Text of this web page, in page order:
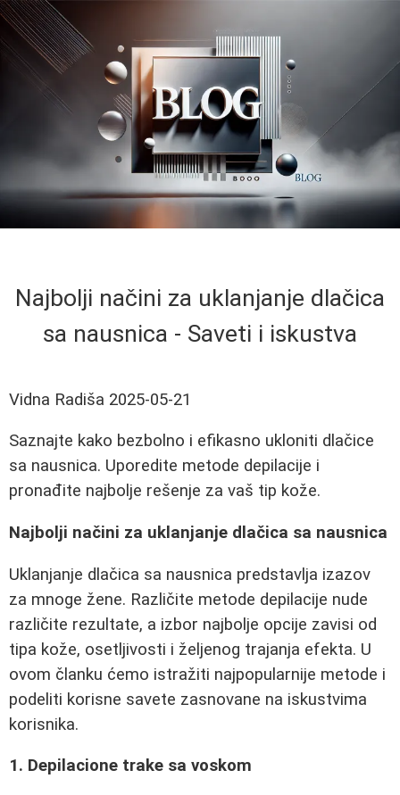
Najbolji načini za uklanjanje dlačica
sa nausnica - Saveti i iskustva
Vidna Radiša 2025-05-21
Saznajte kako bezbolno i efikasno ukloniti dlačice
sa nausnica. Uporedite metode depilacije i
pronađite najbolje rešenje za vaš tip kože.
Najbolji načini za uklanjanje dlačica sa nausnica
Uklanjanje dlačica sa nausnica predstavlja izazov
za mnoge žene. Različite metode depilacije nude
različite rezultate, a izbor najbolje opcije zavisi od
tipa kože, osetljivosti i željenog trajanja efekta. U
ovom članku ćemo istražiti najpopularnije metode i
podeliti korisne savete zasnovane na iskustvima
korisnika.
1. Depilacione trake sa voskom